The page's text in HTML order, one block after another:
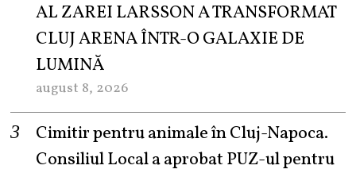
AL ZAREI LARSSON A TRANSFORMAT
CLUJ ARENA ÎNTR-O GALAXIE DE
LUMINĂ
august 8, 2026
Cimitir pentru animale în Cluj-Napoca.
Consiliul Local a aprobat PUZ-ul pentru